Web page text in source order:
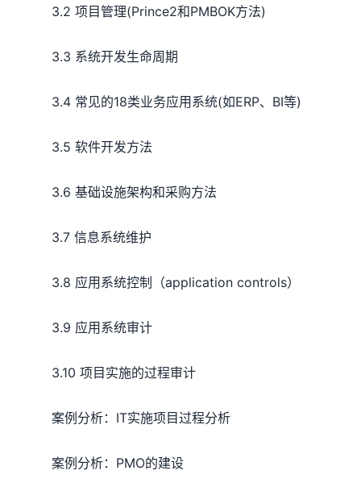
3.2 项目管理(Prince2和PMBOK方法)
3.3 系统开发生命周期
3.4 常见的18类业务应用系统(如ERP、BI等)
3.5 软件开发方法
3.6 基础设施架构和采购方法
3.7 信息系统维护
3.8 应用系统控制（application controls）
3.9 应用系统审计
3.10 项目实施的过程审计
案例分析：IT实施项目过程分析
案例分析：PMO的建设